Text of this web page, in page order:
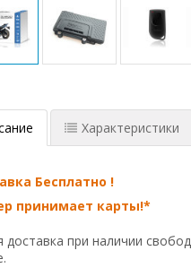
Характеристики
Бесплатно !
принимает карты!*
доставка при наличии